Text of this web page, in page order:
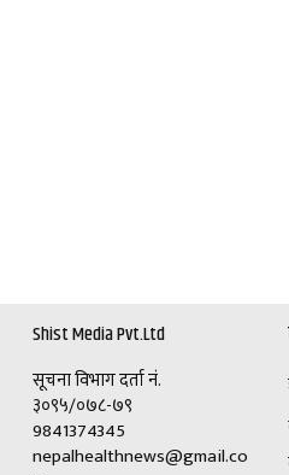
Shist Media Pvt.Ltd
सूचना विभाग दर्ता नं.
३०९५/०७८-७९
9841374345
nepalhealthnews@gmail.co